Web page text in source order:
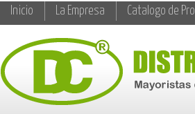
Inicio La Empresa Catalogo de